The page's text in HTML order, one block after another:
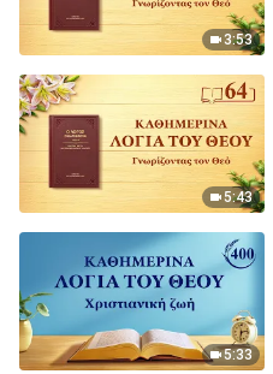
3:53
5:43
5:33